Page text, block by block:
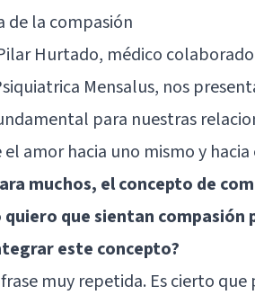
de la compasión
Hurtado, médico
Mensalus, nos
para nuestras
amor hacia uno mismo y
muchos, el concepto de
que sientan compasión
este concepto?
muy repetida. Es cierto